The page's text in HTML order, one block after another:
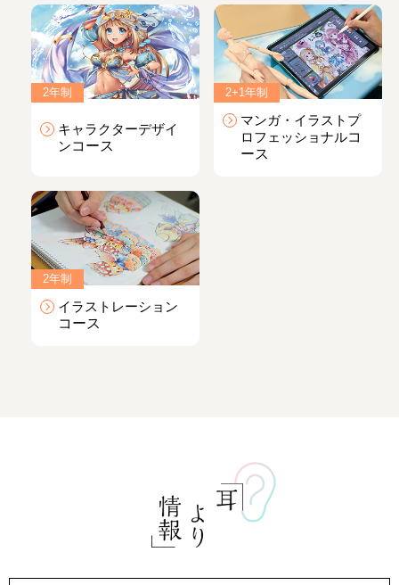
2年制
キャラクターデザイ
ンコース
2+1年制
マンガ・イラストプ
ロフェッショナルコ
ース
2年制
イラストレーション
コース